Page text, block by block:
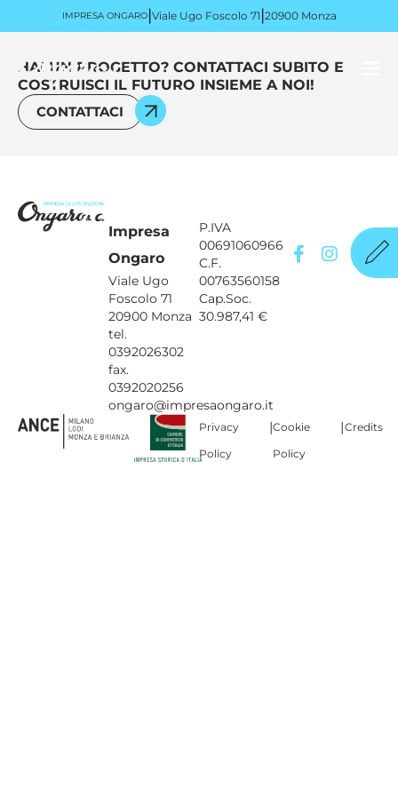
IMPRESA ONGARO|Viale Ugo Foscolo 71 |20900 Monza
HAI UN PROGETTO? CONTATTACI SUBITO E
COSTRUISCI IL FUTURO INSIEME A NOI!
CONTATTACI
Impresa
Ongaro
Viale Ugo
Foscolo 71
20900 Monza
tel.
0392026302
fax.
0392020256
ongaro@impresaongaro.it
P.IVA
00691060966
C.F.
00763560158
Cap.Soc.
30.987,41 €
Privacy
Policy
|Cookie
Policy
|Credits